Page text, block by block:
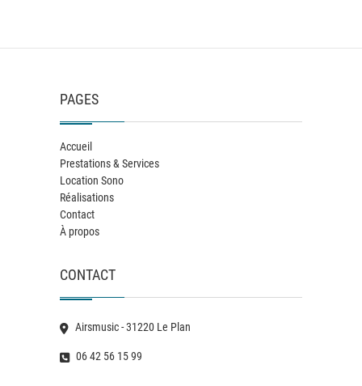
PAGES
Accueil
Prestations & Services
Location Sono
Réalisations
Contact
À propos
CONTACT
Airsmusic - 31220 Le Plan
06 42 56 15 99